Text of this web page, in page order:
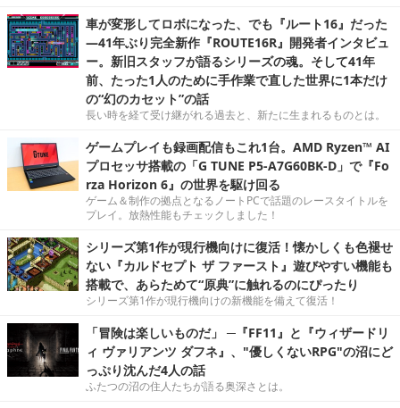
車が変形してロボになった、でも『ルート16』だった
―41年ぶり完全新作『ROUTE16R』開発者インタビュ
ー。新旧スタッフが語るシリーズの魂。そして41年
前、たった1人のために手作業で直した世界に1本だけ
の“幻のカセット”の話
長い時を経て受け継がれる過去と、新たに生まれるものとは。
ゲームプレイも録画配信もこれ1台。AMD Ryzen™ AI
プロセッサ搭載の「G TUNE P5-A7G60BK-D」で『Fo
rza Horizon 6』の世界を駆け回る
ゲーム＆制作の拠点となるノートPCで話題のレースタイトルを
プレイ。放熱性能もチェックしました！
シリーズ第1作が現行機向けに復活！懐かしくも色褪せ
ない『カルドセプト ザ ファースト』遊びやすい機能も
搭載で、あらためて“原典”に触れるのにぴったり
シリーズ第1作が現行機向けの新機能を備えて復活！
「冒険は楽しいものだ」 ─『FF11』と『ウィザードリ
ィ ヴァリアンツ ダフネ』、"優しくないRPG"の沼にど
っぷり沈んだ4人の話
ふたつの沼の住人たちが語る奥深さとは。